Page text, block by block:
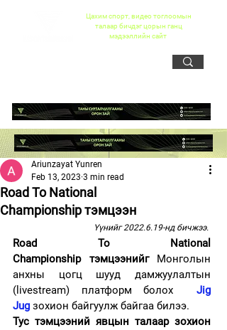
Цахим спорт, видео тоглоомын
талаар бичдэг цорын ганц
мэдээллийн сайт
Road To National
Championship тэмцээн
Ariunzayat Yunren
Feb 13, 2023 3 min read
Үүнийг 2022.6.19-нд бичжээ.
Road To National
Championship тэмцээнийг Монголын
анхны цогц шууд дамжуулалтын
(livestream) платформ болох Jig
Jug зохион байгуулж байгаа билээ.
Тус тэмцээний явцын талаар зохион